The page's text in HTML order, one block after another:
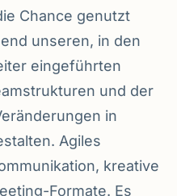
Chance genutzt
unseren, in den
eingeführten
und der
in
Agiles
kreative
Formate. Es